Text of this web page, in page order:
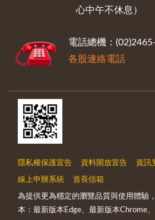
心中午不休息）
電話總機：
各股連絡電話
隱私權保護宣告 資料開放宣告 資訊
線上申辦系統 首長信箱
為提供更為穩定的瀏覽品質與使用體驗
本：最新版本Edge、最新版本Chrome